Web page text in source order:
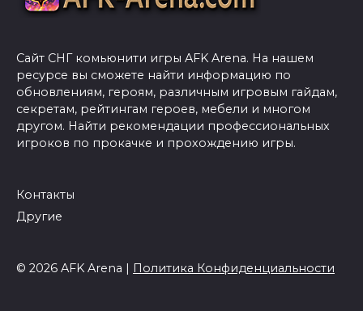
Сайт СНГ комьюнити игры AFK Arena. На нашем
ресурсе вы сможете найти информацию по
обновлениям, героям, различным игровым гайдам,
секретам, рейтингам героев, мебели и многом
другом. Найти рекомендации профессиональных
игроков по прокачке и прохождению игры.
Контакты
Другие
© 2026 AFK Arena | Политика Конфиденциальности